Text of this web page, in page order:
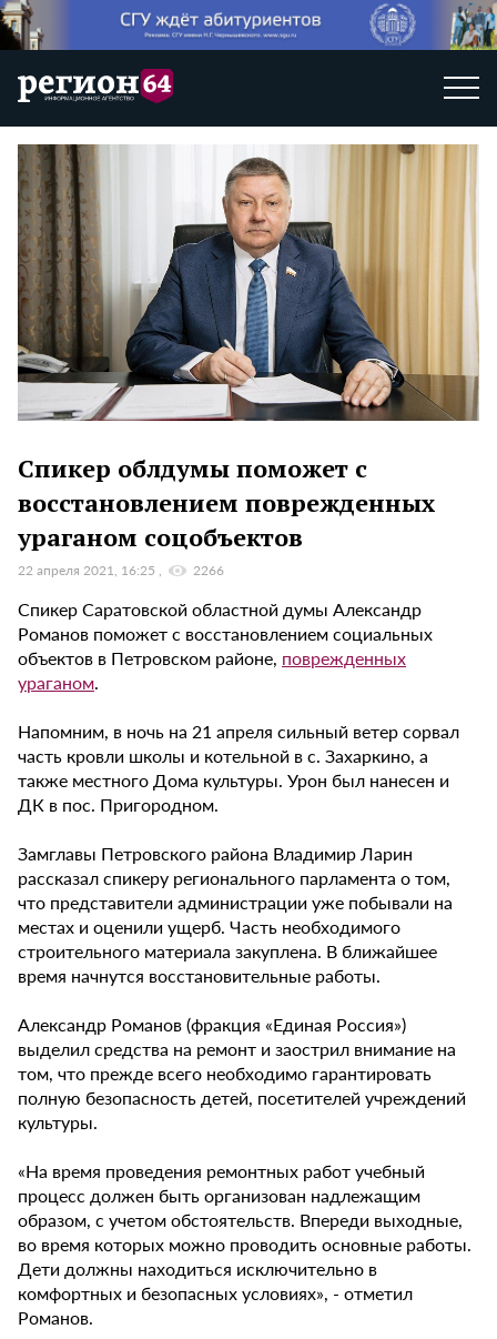
Спикер облдумы поможет с
восстановлением поврежденных
ураганом соцобъектов
22 апреля 2021, 16:25 2266
Спикер Саратовской областной думы Александр
Романов поможет с восстановлением социальных
объектов в Петровском районе, поврежденных
ураганом.
Напомним, в ночь на 21 апреля сильный ветер сорвал
часть кровли школы и котельной в с. Захаркино, а
также местного Дома культуры. Урон был нанесен и
ДК в пос. Пригородном.
Замглавы Петровского района Владимир Ларин
рассказал спикеру регионального парламента о том,
что представители администрации уже побывали на
местах и оценили ущерб. Часть необходимого
строительного материала закуплена. В ближайшее
время начнутся восстановительные работы.
Александр Романов (фракция «Единая Россия»)
выделил средства на ремонт и заострил внимание на
том, что прежде всего необходимо гарантировать
полную безопасность детей, посетителей учреждений
культуры.
«На время проведения ремонтных работ учебный
процесс должен быть организован надлежащим
образом, с учетом обстоятельств. Впереди выходные,
во время которых можно проводить основные работы.
Дети должны находиться исключительно в
комфортных и безопасных условиях», - отметил
Романов.